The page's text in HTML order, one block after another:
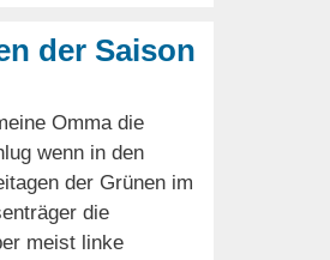
der Saison
Omma die
wenn in den
der Grünen im
die
meist linke